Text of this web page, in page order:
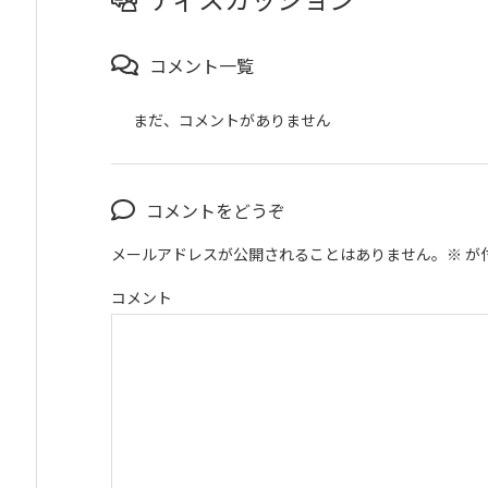
コメント一覧
まだ、コメントがありません
コメントをどうぞ
メールアドレスが公開されることはありません。 ※ が
コメント